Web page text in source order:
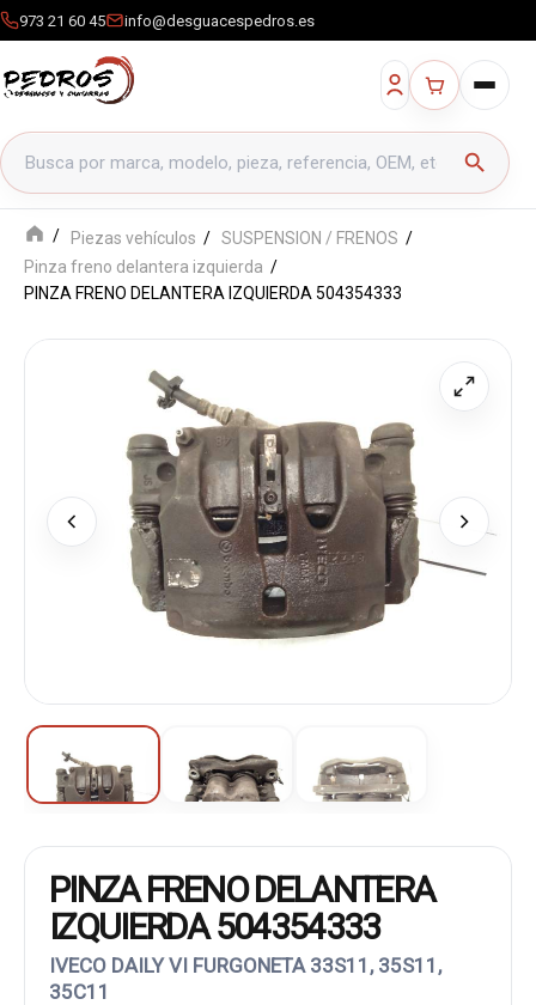
973 21 60 45 info@desguacespedros.es
Buscar productos
search
Piezas vehículos
SUSPENSION / FRENOS
Pinza freno delantera izquierda
PINZA FRENO DELANTERA IZQUIERDA 504354333
PINZA FRENO DELANTERA
IZQUIERDA 504354333
IVECO DAILY VI FURGONETA 33S11, 35S11,
35C11